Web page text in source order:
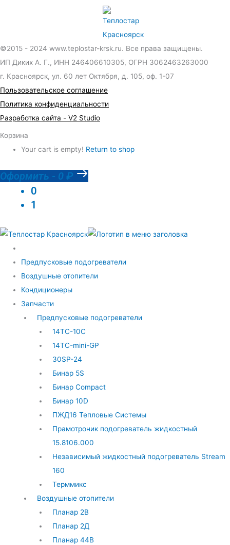
©2015 - 2024 www.teplostar-krsk.ru. Все права защищены.
ИП Диких А. Г., ИНН 246406610305, ОГРН 3062463263000
г. Красноярск, ул. 60 лет Октября, д. 105, оф. 1-07
Пользовательское соглашение
Политика конфиденциальности
Разработка сайта - V2 Studio
Корзина
Your cart is empty! Return to shop
Оформить - 0 ₽
0
1
Предпусковые подогреватели
Воздушные отопители
Кондиционеры
Запчасти
Предпусковые подогреватели
14ТС-10С
14ТС-mini-GP
30SP-24
Бинар 5S
Бинар Compact
Бинар 10D
ПЖД16 Тепловые Системы
Прамотроник подогреватель жидкостный
15.8106.000
Независимый жидкостный подогреватель Stream
160
Терммикс
Воздушные отопители
Планар 2В
Планар 2Д
Планар 44В